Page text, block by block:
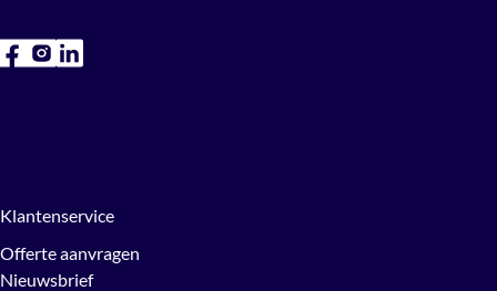
Klantenservice
Offerte aanvragen
Nieuwsbrief